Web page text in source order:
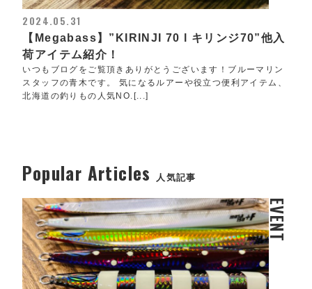
2024.05.31
【Megabass】”KIRINJI 70 l キリンジ70”他入
荷アイテム紹介！
いつもブログをご覧頂きありがとうございます！ブルーマリン
スタッフの青木です。 気になるルアーや役立つ便利アイテム、
北海道の釣りもの人気NO.[...]
Popular Articles 人気記事
EVENT